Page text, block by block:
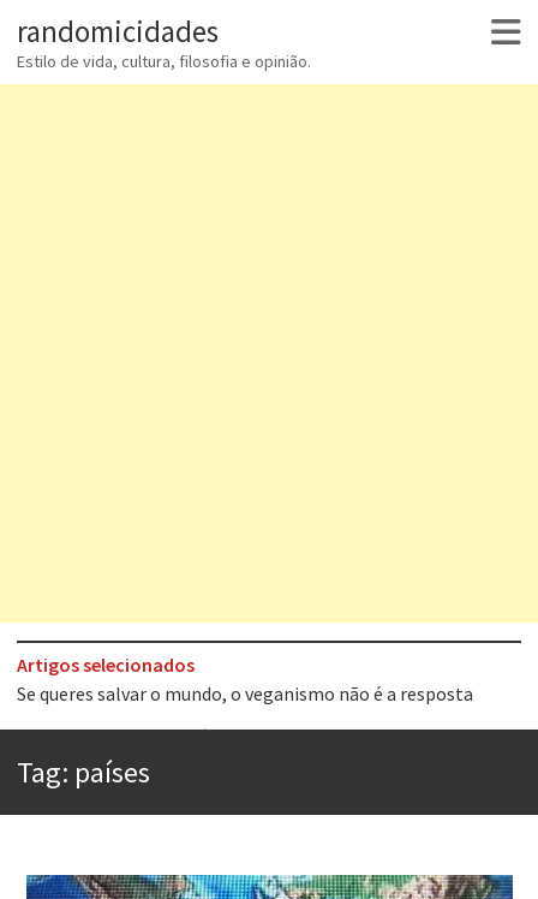
randomicidades
Estilo de vida, cultura, filosofia e opinião.
Artigos selecionados
Tem que filmar isso daí
Aprender a fracassar é o segredo do sucesso
Esse tal de Rock Gaúcho
Tag: países